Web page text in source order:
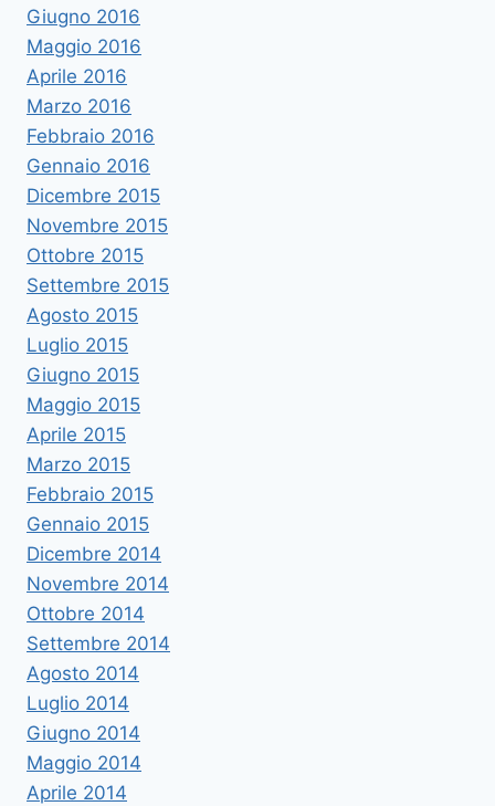
Giugno 2016
Maggio 2016
Aprile 2016
Marzo 2016
Febbraio 2016
Gennaio 2016
Dicembre 2015
Novembre 2015
Ottobre 2015
Settembre 2015
Agosto 2015
Luglio 2015
Giugno 2015
Maggio 2015
Aprile 2015
Marzo 2015
Febbraio 2015
Gennaio 2015
Dicembre 2014
Novembre 2014
Ottobre 2014
Settembre 2014
Agosto 2014
Luglio 2014
Giugno 2014
Maggio 2014
Aprile 2014